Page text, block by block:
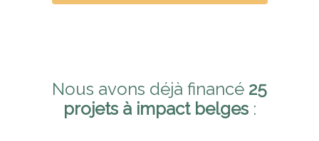
Nous avons déjà financé 25
projets à impact belges: